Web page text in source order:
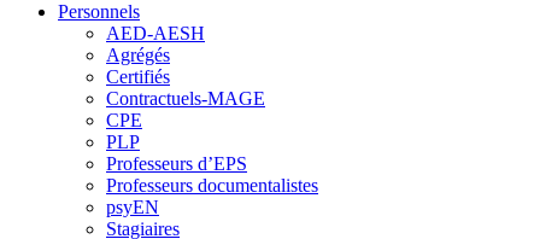
Personnels
AED-AESH
Agrégés
Certifiés
Contractuels-MAGE
CPE
PLP
Professeurs d’EPS
Professeurs documentalistes
psyEN
Stagiaires